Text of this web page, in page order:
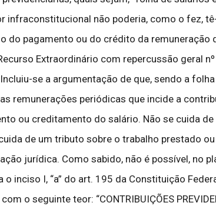
não poderia, como o fez,
pagamento ou do crédito da remuneração
Extraordinário com repercussão geral
se a argumentação de que, sendo a
remunerações periódicas que incide a
ou creditamento do salário. Não se cuida
de um tributo sobre o trabalho prestado
jurídica. Como sabido, não é possível, no
inciso I, “a” do art. 195 da Constituição
seguinte teor: “CONTRIBUIÇÕES